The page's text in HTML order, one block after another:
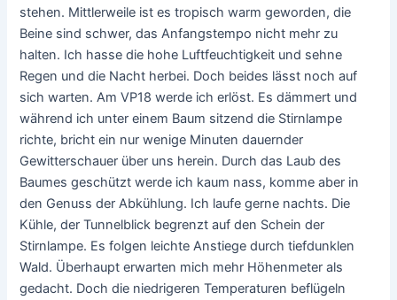
stehen. Mittlerweile ist es tropisch warm geworden, die
Beine sind schwer, das Anfangstempo nicht mehr zu
halten. Ich hasse die hohe Luftfeuchtigkeit und sehne
Regen und die Nacht herbei. Doch beides lässt noch auf
sich warten. Am VP18 werde ich erlöst. Es dämmert und
während ich unter einem Baum sitzend die Stirnlampe
richte, bricht ein nur wenige Minuten dauernder
Gewitterschauer über uns herein. Durch das Laub des
Baumes geschützt werde ich kaum nass, komme aber in
den Genuss der Abkühlung. Ich laufe gerne nachts. Die
Kühle, der Tunnelblick begrenzt auf den Schein der
Stirnlampe. Es folgen leichte Anstiege durch tiefdunklen
Wald. Überhaupt erwarten mich mehr Höhenmeter als
gedacht. Doch die niedrigeren Temperaturen beflügeln